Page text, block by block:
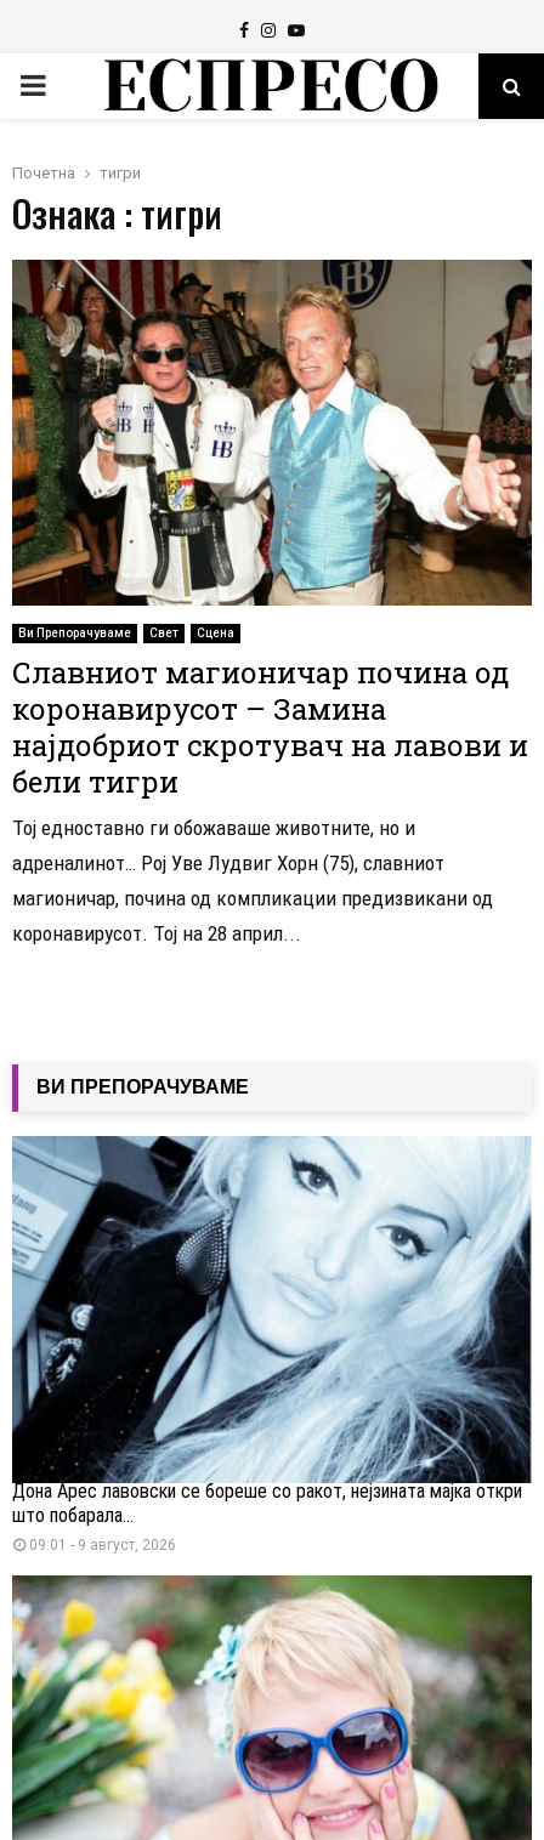
Facebook
Instagram
Youtube
PRIMARY
Почетна тигри
Ознака : тигри
Ви Препорачуваме Свет Сцена
Славниот магионичар почина од
коронавирусот – Замина
најдобриот скротувач на лавови и
бели тигри
Тој едноставно ги обожаваше животните, но и
адреналинот… Рој Уве Лудвиг Хорн (75), славниот
магионичар, почина од компликации предизвикани од
коронавирусот. Тој на 28 април...
ВИ ПРЕПОРАЧУВАМЕ
Дона Арес лавовски се бореше со ракот, нејзината мајка откри
што побарала...
09:01 - 9 август, 2026